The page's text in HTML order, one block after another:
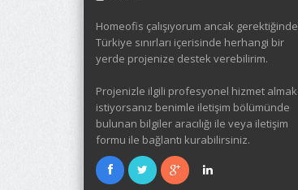
Homeofis çalışıyorum ancak gerektiğinde
Türkiye sınırları içerisinde herhangi bir
yerde projenize destek verebilirim.
Projenizle ilgili profesyonel hizmet almak
istiyorsanız benimle iletişim bölümünde
bulunan bilgiler aracılığı ile veya iletişim
formu ile bağlantı kurabilirsiniz.